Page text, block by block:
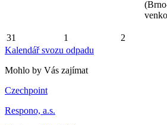
31 1 2
Kalendář svozu odpadu
Mohlo by Vás zajímat
Czechpoint
Respono, a.s.